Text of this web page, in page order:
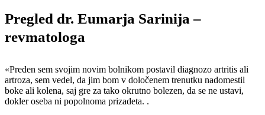
Pregled dr. Eumarja Sarinija –
revmatologa
«Preden sem svojim novim bolnikom postavil diagnozo artritis ali
artroza, sem vedel, da jim bom v določenem trenutku nadomestil
boke ali kolena, saj gre za tako okrutno bolezen, da se ne ustavi,
dokler oseba ni popolnoma prizadeta. .